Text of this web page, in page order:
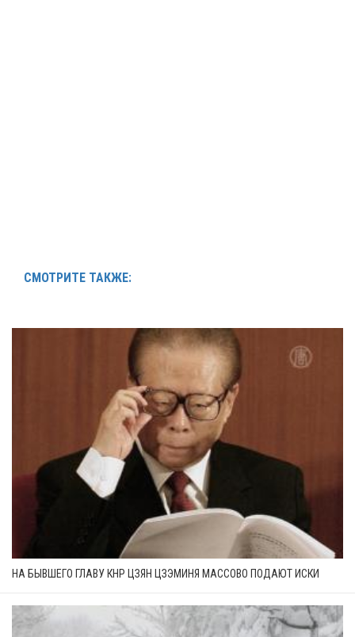
СМОТРИТЕ ТАКЖЕ:
НА БЫВШЕГО ГЛАВУ КНР ЦЗЯН ЦЗЭМИНЯ МАССОВО ПОДАЮТ ИСКИ